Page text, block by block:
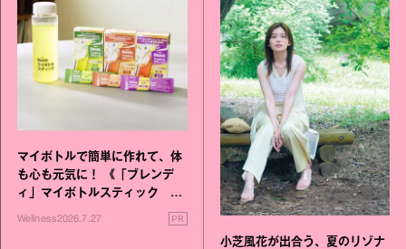
マイボトルで簡単に作れて、体
も心も元気に！ 《「ブレンデ
ィ」マイボトルスティック い
いこと毎日》シリーズが誕生
Wellness2026.7.27 PR
小芝風花が出合う、夏のリゾナ